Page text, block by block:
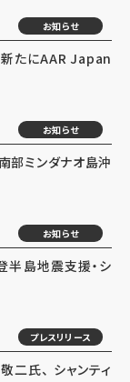
お知らせ
新たにAAR Japan
お知らせ
部ミンダナオ島沖
お知らせ
半島地震支援・シ
プレスリリース
二氏、 シャンティ